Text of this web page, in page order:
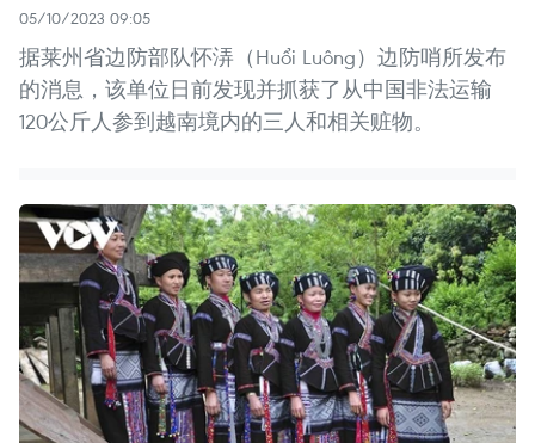
05/10/2023 09:05
据莱州省边防部队怀㳥（Huổi Luông）边防哨所发布
的消息，该单位日前发现并抓获了从中国非法运输
120公斤人参到越南境内的三人和相关赃物。